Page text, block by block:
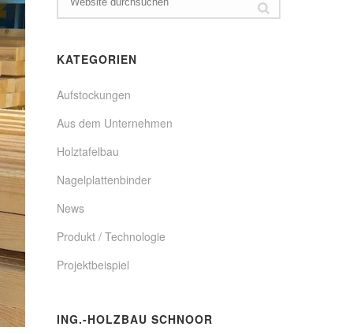
KATEGORIEN
Aufstockungen
Aus dem Unternehmen
Holztafelbau
Nagelplattenbinder
News
Produkt / Technologie
Projektbeispiel
ING.-HOLZBAU SCHNOOR